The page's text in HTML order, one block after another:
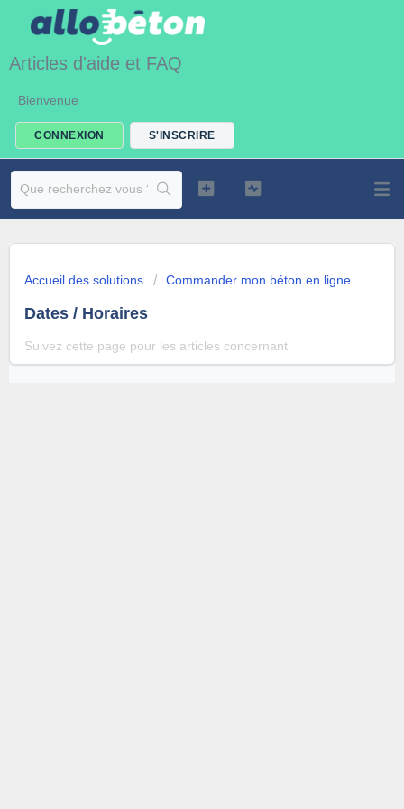
Articles d'aide et FAQ
Bienvenue
CONNEXION S'INSCRIRE
Accueil des solutions Commander mon béton en ligne
Dates / Horaires
Suivez cette page pour les articles concernant